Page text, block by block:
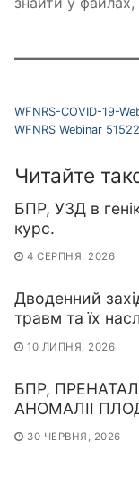
WFNRS-COVID-19-
WFNRS Webinar 51522
Читайте
БПР, УЗД в
курс.
4 СЕРПНЯ, 2026
Дводенний
травм та їх
10 ЛИПНЯ, 2026
БПР,
АНОМАЛІІ
30 ЧЕРВНЯ, 2026